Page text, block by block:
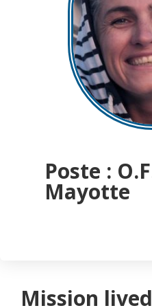
Poste :
Mayotte
Mission